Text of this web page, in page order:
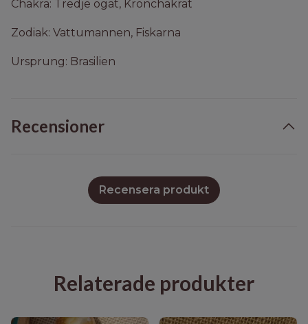
Chakra: Tredje ögat, Kronchakrat
Zodiak: Vattumannen, Fiskarna
Ursprung: Brasilien
Recensioner
Recensera produkt
Relaterade produkter